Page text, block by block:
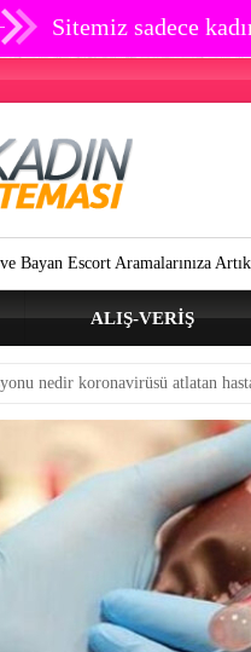
Sitemiz sadece
Artık SON
ALIŞ-VERIŞ
nedir koronavirüsü atlatan